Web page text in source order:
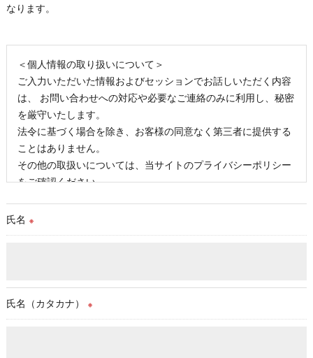
なります。
＜個人情報の取り扱いについて＞
ご入力いただいた情報およびセッションでお話しいただく内容
は、 お問い合わせへの対応や必要なご連絡のみに利用し、秘密
を厳守いたします。
法令に基づく場合を除き、お客様の同意なく第三者に提供する
ことはありません。
その他の取扱いについては、当サイトのプライバシーポリシー
をご確認ください。
氏名 ※
氏名（カタカナ） ※